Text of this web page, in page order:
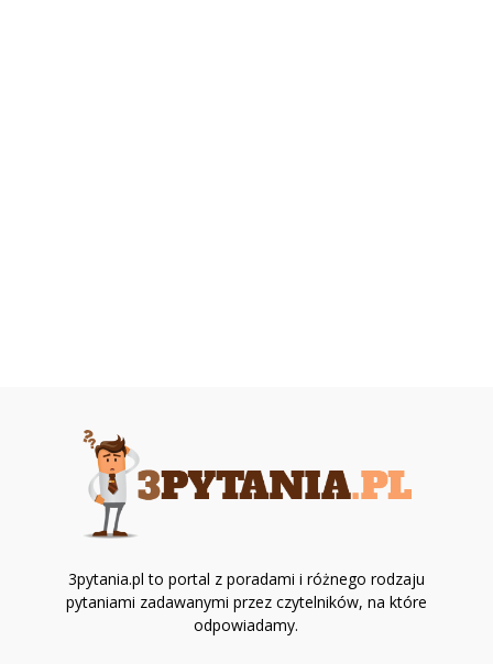
3pytania.pl to portal z poradami i różnego rodzaju
pytaniami zadawanymi przez czytelników, na które
odpowiadamy.